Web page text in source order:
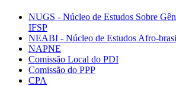
NUGS - Núcleo de Estudos Sobre
IFSP
NEABI - Núcleo de Estudos Afro-
NAPNE
Comissão Local do PDI
Comissão do PPP
CPA